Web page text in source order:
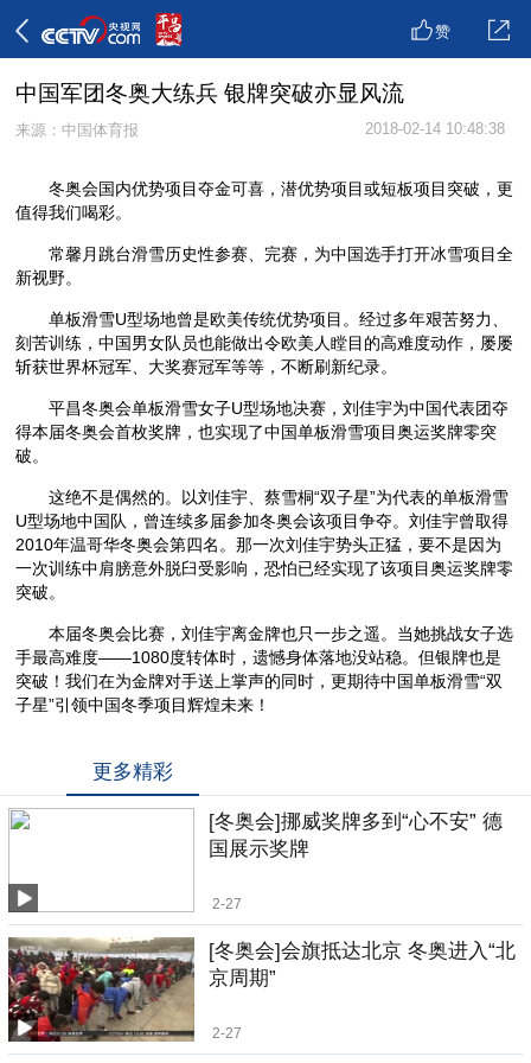
赞
中国军团冬奥大练兵 银牌突破亦显风流
来源：中国体育报 2018-02-14 10:48:38
冬奥会国内优势项目夺金可喜，潜优势项目或短板项目突破，更
值得我们喝彩。
常馨月跳台滑雪历史性参赛、完赛，为中国选手打开冰雪项目全
新视野。
单板滑雪U型场地曾是欧美传统优势项目。经过多年艰苦努力、
刻苦训练，中国男女队员也能做出令欧美人瞠目的高难度动作，屡屡
斩获世界杯冠军、大奖赛冠军等等，不断刷新纪录。
平昌冬奥会单板滑雪女子U型场地决赛，刘佳宇为中国代表团夺
得本届冬奥会首枚奖牌，也实现了中国单板滑雪项目奥运奖牌零突
破。
这绝不是偶然的。以刘佳宇、蔡雪桐“双子星”为代表的单板滑雪
U型场地中国队，曾连续多届参加冬奥会该项目争夺。刘佳宇曾取得
2010年温哥华冬奥会第四名。那一次刘佳宇势头正猛，要不是因为
一次训练中肩膀意外脱臼受影响，恐怕已经实现了该项目奥运奖牌零
突破。
本届冬奥会比赛，刘佳宇离金牌也只一步之遥。当她挑战女子选
手最高难度——1080度转体时，遗憾身体落地没站稳。但银牌也是
突破！我们在为金牌对手送上掌声的同时，更期待中国单板滑雪“双
子星”引领中国冬季项目辉煌未来！
更多精彩
[冬奥会]挪威奖牌多到“心不安” 德
国展示奖牌
2-27
[冬奥会]会旗抵达北京 冬奥进入“北
京周期”
2-27